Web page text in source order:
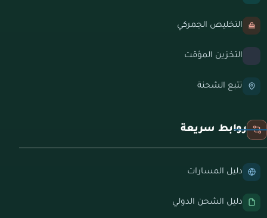
التخليص الجمركي
التخزين المؤقت
تتبع الشحنة
روابط سريعة
دليل المسارات
دليل الشحن الدولي